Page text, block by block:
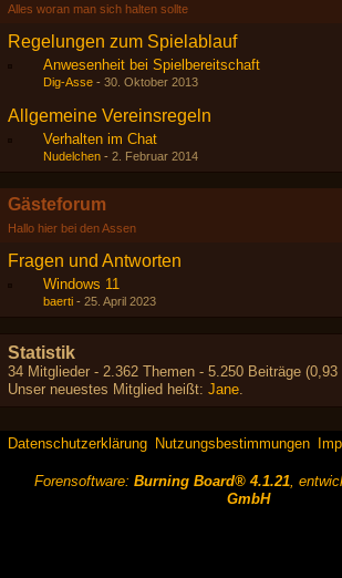
Alles woran man sich halten sollte
Regelungen zum Spielablauf
Anwesenheit bei Spielbereitschaft
Dig-Asse - 30. Oktober 2013
Allgemeine Vereinsregeln
Verhalten im Chat
Nudelchen - 2. Februar 2014
Gästeforum
Hallo hier bei den Assen
Fragen und Antworten
Windows 11
baerti - 25. April 2023
Statistik
34 Mitglieder - 2.362 Themen - 5.250 Beiträge (0,93
Unser neuestes Mitglied heißt: Jane.
Datenschutzerklärung Nutzungsbestimmungen
Forensoftware: Burning Board® 4.1.21,
GmbH